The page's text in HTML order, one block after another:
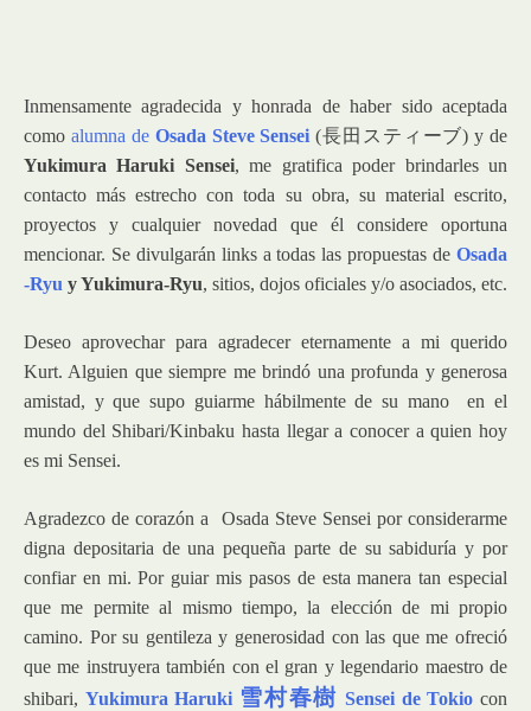
Inmensamente agradecida y honrada de haber sido aceptada
como alumna de Osada Steve Sensei (長田スティーブ) y de
Yukimura Haruki Sensei, me gratifica poder brindarles un
contacto más estrecho con toda su obra, su material escrito,
proyectos y cualquier novedad que él considere oportuna
mencionar. Se divulgarán links a todas las propuestas de Osada
-Ryu y Yukimura-Ryu, sitios, dojos oficiales y/o asociados, etc.
Deseo aprovechar para agradecer eternamente a mi querido
Kurt. Alguien que siempre me brindó una profunda y generosa
amistad, y que supo guiarme hábilmente de su mano en el
mundo del Shibari/Kinbaku hasta llegar a conocer a quien hoy
es mi Sensei.
Agradezco de corazón a Osada Steve Sensei por considerarme
digna depositaria de una pequeña parte de su sabiduría y por
confiar en mi. Por guiar mis pasos de esta manera tan especial
que me permite al mismo tiempo, la elección de mi propio
camino. Por su gentileza y generosidad con las que me ofreció
que me instruyera también con el gran y legendario maestro de
shibari, Yukimura Haruki 雪村春樹 Sensei de Tokio con